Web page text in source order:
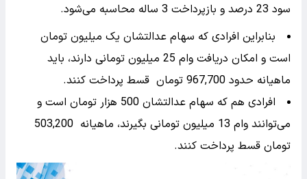
سود 23 درصد و بازپرداخت 3 ساله محاسبه می‌شود.
بنابراین افرادی که سهام عدالتشان یک میلیون تومان
است و امکان دریافت وام 25 میلیون تومانی دارند، باید
ماهیانه حدود 967,700 تومان قسط پرداخت کنند.
افرادی هم که سهام عدالتشان 500 هزار تومان است و
می‌توانند وام 13 میلیون تومانی بگیرند، ماهیانه 503,200
تومان قسط پرداخت کنند.